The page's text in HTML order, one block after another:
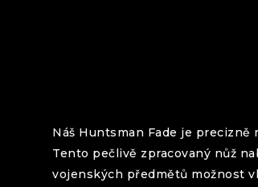
Náš Huntsman Fade je precizně
Tento pečlivě zpracovaný nůž
vojenských předmětů možnost